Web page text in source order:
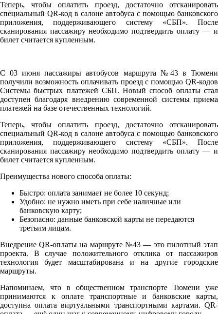
Теперь, чтобы оплатить проезд, достаточно отсканировать
специальный QR-код в салоне автобуса с помощью банковского
приложения, поддерживающего систему «СБП». После
сканирования пассажиру необходимо подтвердить оплату — и
билет считается купленным.
С 03 июня пассажиры автобусов маршрута №43 в Тюмени
получили возможность оплачивать проезд с помощью QR-кодов
Системы быстрых платежей СБП. Новый способ оплаты стал
доступен благодаря внедрению современной системы приема
платежей на базе отечественных технологий.
Теперь, чтобы оплатить проезд, достаточно отсканировать
специальный QR-код в салоне автобуса с помощью банковского
приложения, поддерживающего систему «СБП». После
сканирования пассажиру необходимо подтвердить оплату — и
билет считается купленным.
Преимущества нового способа оплаты:
Быстро: оплата занимает не более 10 секунд;
Удобно: не нужно иметь при себе наличные или
банковскую карту;
Безопасно: данные банковской карты не передаются
третьим лицам.
Внедрение QR-оплаты на маршруте №43 — это пилотный этап
проекта. В случае положительного отклика от пассажиров
технология будет масштабирована и на другие городские
маршруты.
Напоминаем, что в общественном транспорте Тюмени уже
принимаются к оплате транспортные и банковские карты,
доступна оплата виртуальными транспортными картами. QR-